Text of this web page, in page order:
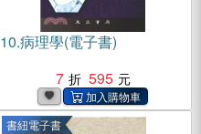
10.病理學(電子書)
7
595
書紐電子書